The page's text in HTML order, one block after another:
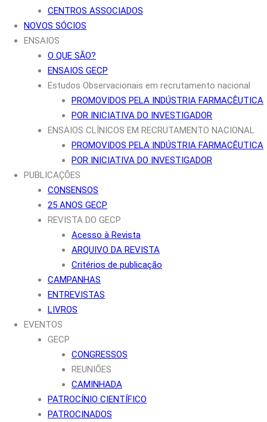
CENTROS ASSOCIADOS
NOVOS SÓCIOS
ENSAIOS
O QUE SÃO?
ENSAIOS GECP
Estudos Observacionais em recrutamento nacional
PROMOVIDOS PELA INDÚSTRIA FARMACÊUTICA
POR INICIATIVA DO INVESTIGADOR
ENSAIOS CLÍNICOS EM RECRUTAMENTO NACIONAL
PROMOVIDOS PELA INDÚSTRIA FARMACÊUTICA
POR INICIATIVA DO INVESTIGADOR
PUBLICAÇÕES
CONSENSOS
25 ANOS GECP
REVISTA DO GECP
Acesso à Revista
ARQUIVO DA REVISTA
Critérios de publicação
CAMPANHAS
ENTREVISTAS
LIVROS
EVENTOS
GECP
CONGRESSOS
REUNIÕES
CAMINHADA
PATROCÍNIO CIENTÍFICO
PATROCINADOS